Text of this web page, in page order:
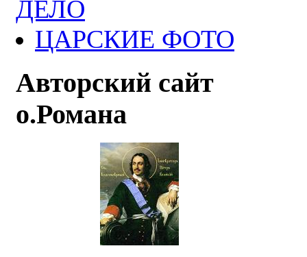
ДЕЛО
ЦАРСКИЕ ФОТО
Авторский сайт
о.Романа